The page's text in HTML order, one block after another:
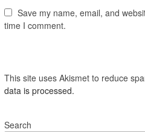
Save my name, email, and
time I comment.
This site uses Akismet to reduce
data is processed.
Search